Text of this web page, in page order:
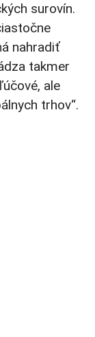
surovín.
nahradiť
takmer
ale
trhov“.